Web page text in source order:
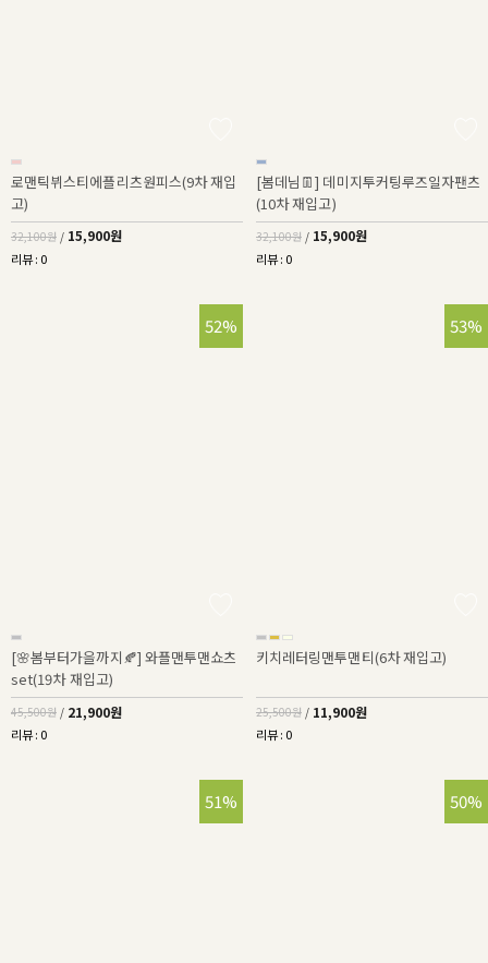
로맨틱뷔스티에플리츠원피스(9차 재입
고)
32,100원 / 15,900원
리뷰 : 0
[봄데님👖] 데미지투커팅루즈일자팬츠
(10차 재입고)
32,100원 / 15,900원
리뷰 : 0
52%
[🌸봄부터가을까지🍂] 와플맨투맨쇼츠
set(19차 재입고)
45,500원 / 21,900원
리뷰 : 0
53%
키치레터링맨투맨티(6차 재입고)
25,500원 / 11,900원
리뷰 : 0
51% 50%